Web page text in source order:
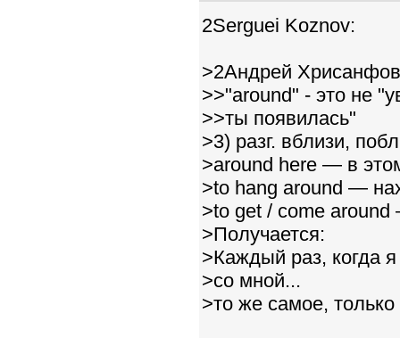
2Serguei Koznov:
>2Андрей
>>"around" - это не
>>ты появилась"
>3) разг. вблизи,
>around here — в
>to hang around —
>to get / come
>Получается:
>Каждый раз, когда
>со мной...
>то же самое, только